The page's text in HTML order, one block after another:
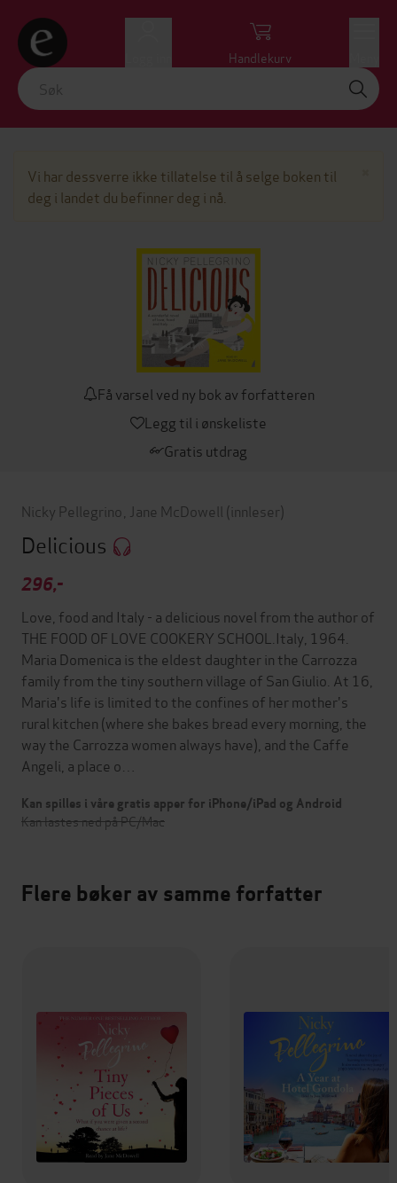
Handlekurv
Vi har dessverre ikke tillatelse til å selge boken til
deg i landet du befinner deg i nå.
Få varsel ved ny bok av forfatteren
Legg til i ønskeliste
Gratis utdrag
Nicky Pellegrino Jane McDowell (innleser)
Delicious
296,-
Love, food and Italy - a delicious novel from the author of
THE FOOD OF LOVE COOKERY SCHOOL.Italy, 1964.
Maria Domenica is the eldest daughter in the Carrozza
family from the tiny southern village of San Giulio. At 16,
Maria's life is limited to the confines of her mother's
rural kitchen (where she bakes bread every morning, the
way the Carrozza women always have), and the Caffe
Angeli, a place o…
Kan spilles i våre gratis apper for iPhone/iPad og Android
Kan lastes ned på PC/Mac
Flere bøker av samme forfatter